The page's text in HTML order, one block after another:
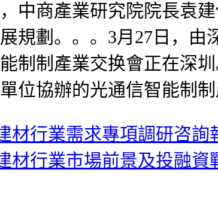
中商產業研究院院長袁
規劃。。。3月27日，
制制產業交换會正在深
位協辦的光通信智能制制
材行業需求專項調研咨詢
材行業市場前景及投融資